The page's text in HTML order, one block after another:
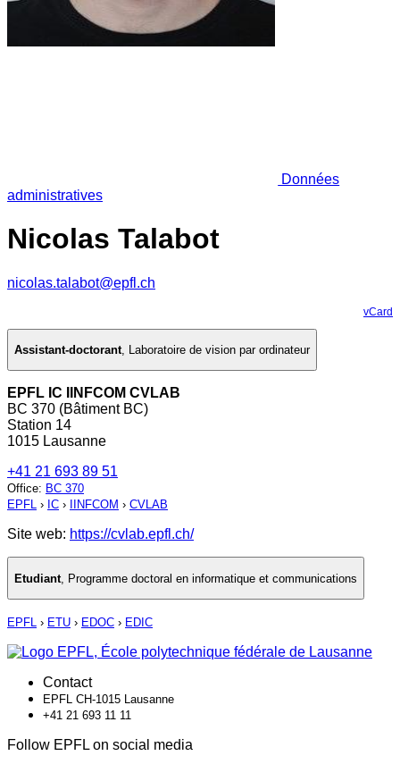
Données
administratives
Nicolas Talabot
nicolas.talabot@epfl.ch
vCard
Assistant-doctorant, Laboratoire de vision par ordinateur
EPFL IC IINFCOM CVLAB
BC 370 (Bâtiment BC)
Station 14
1015 Lausanne
+41 21 693 89 51
Office: BC 370
EPFL › IC › IINFCOM › CVLAB
Site web: https://cvlab.epfl.ch/
Etudiant Programme doctoral en informatique et communications
EPFL › ETU › EDOC › EDIC
Contact
EPFL CH-1015 Lausanne
+41 21 693 11 11
Follow EPFL on social media